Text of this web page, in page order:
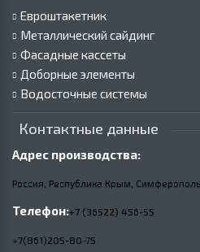
Евроштакетник
Металлический сайдинг
Фасадные кассеты
Доборные элементы
Водосточные системы
Контактные данные
Адрес производства:
Россия, Республика Крым,
Телефон:+7 (36522) 456-55
+7(861)205-80-75